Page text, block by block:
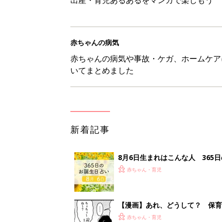
赤ちゃんの病気
赤ちゃんの病気や事故・ケガ、ホームケ
いてまとめました
新着記事
8月6日生まれはこんな人 365
赤ちゃん・育児
【漫画】あれ、どうして？ 保
がする……！『ふうふう子育て
赤ちゃん・育児